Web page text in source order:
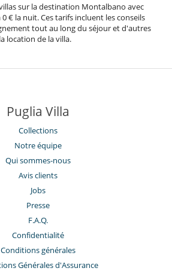
sur la destination Montalbano avec
€ la nuit. Ces tarifs incluent les conseils
tout au long du séjour et d'autres
location de la villa.
Puglia Villa
Collections
Notre équipe
Qui sommes-nous
Avis clients
Jobs
Presse
F.A.Q.
Confidentialité
Conditions générales
Générales d'Assurance